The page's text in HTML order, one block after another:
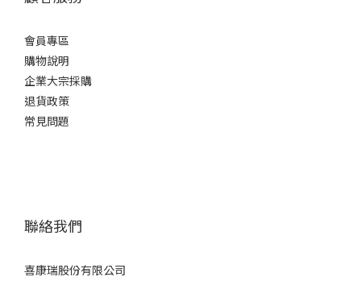
會員專區
購物說明
企業大宗採購
退貨政策
常見問題
聯絡我們
喜康瑞股份有限公司